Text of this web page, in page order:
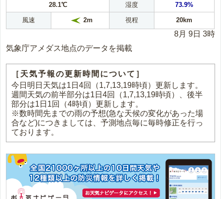
28.1℃ 湿度 73.9%
風速 2m 視程 20km
8月 9日 3時
気象庁アメダス地点のデータを掲載
［天気予報の更新時間について］
今日明日天気は1日4回（1,7,13,19時頃）更新します。
週間天気の前半部分は1日4回（1,7,13,19時頃）、後半
部分は1日1回（4時頃）更新します。
※数時間先までの雨の予想(急な天候の変化があった場
合など)につきましては、予測地点毎に毎時修正を行っ
ております。